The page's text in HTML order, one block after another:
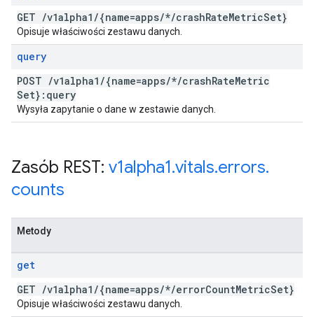
GET /v1alpha1 /{name=apps/*/crashRateMetricSet}
Opisuje właściwości zestawu danych.
query
POST /v1alpha1 /{name=apps/*/crashRateMetric
Set}:query
Wysyła zapytanie o dane w zestawie danych.
Zasób REST: v1alpha1.vitals.errors.
counts
Metody
get
GET /v1alpha1 /{name=apps/*/errorCountMetricSet}
Opisuje właściwości zestawu danych.